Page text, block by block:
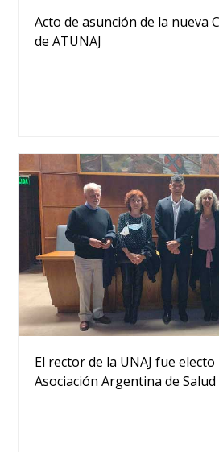
Acto de asunción de la nueva
de ATUNAJ
El rector de la UNAJ fue
Asociación Argentina de Salud